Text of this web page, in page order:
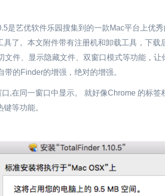
是艺优软件乐园搜集到的一款Mac平台上优
了。本文附件带有注册机和卸载工具，下载
文件、显示隐藏文件、双窗口模式等功能，
的Finder的增强，绝对的增强。
,在同一窗口中显示。 就好像Chrome 的标签
等功能。